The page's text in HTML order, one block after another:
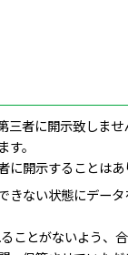
者に開示致しま
。
開示することはあ
きない状態にデー
ことがないよう、